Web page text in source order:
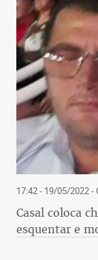
17:42 - 19/05/2022-
Casal coloca
esquentar e